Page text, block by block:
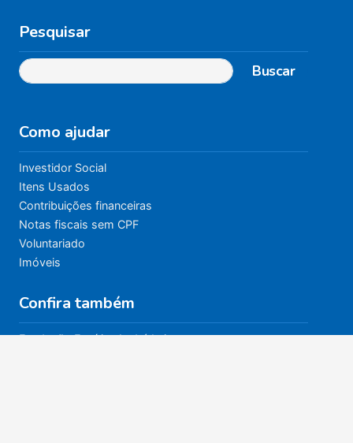
Pesquisar
Buscar
Como ajudar
Investidor Social
Itens Usados
Contribuições financeiras
Notas fiscais sem CPF
Voluntariado
Imóveis
Confira também
Fundação Espírita André Luiz